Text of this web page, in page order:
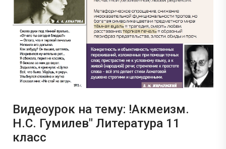
Видеоурок на тему: !Акмеизм.
Н.С. Гумилев" Литература 11
класс